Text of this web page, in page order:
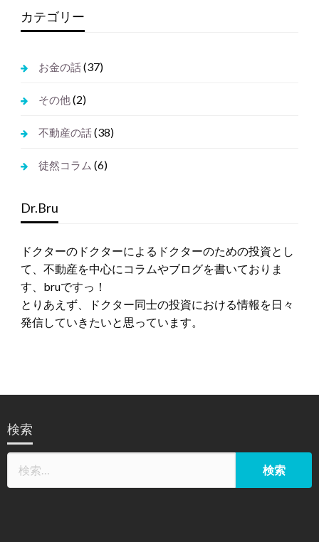
カテゴリー
お金の話(37)
その他(2)
不動産の話(38)
徒然コラム (6)
Dr.Bru
ドクターのドクターによるドクターのための投資とし
て、不動産を中心にコラムやブログを書いておりま
す、bruですっ！
とりあえず、ドクター同士の投資における情報を日々
発信していきたいと思っています。
検索